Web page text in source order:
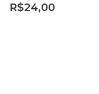
R$24,00